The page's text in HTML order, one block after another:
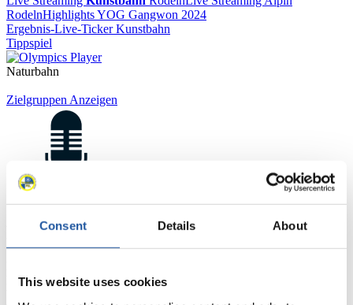
Consent Details About
This website uses cookies
RodelnHighlights YOG Gangwon 2024
Ergebnis-Live-Ticker Kunstbahn
Tippspiel
Naturbahn
Zielgruppen Anzeigen
Für Presse- und Medienvertreter
haben Zugriff auf Athletenbiographien und Informationen zu